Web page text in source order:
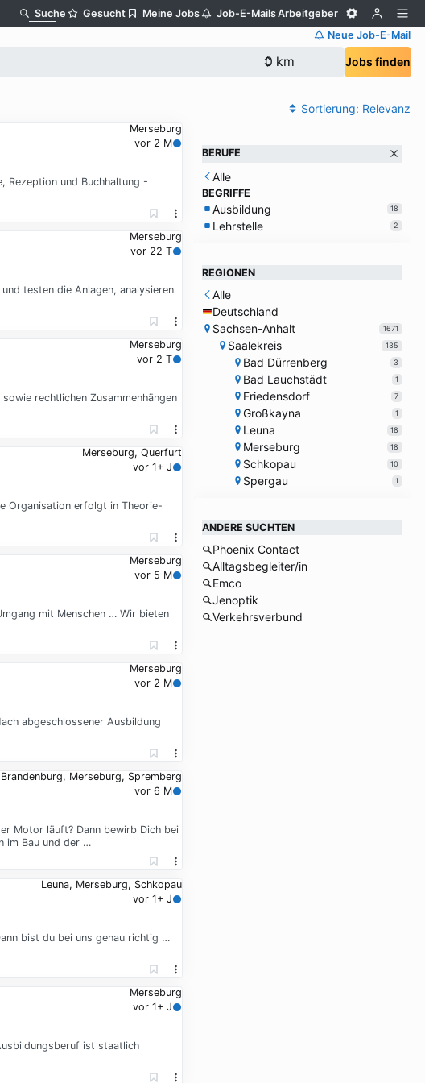
Suche Gesucht Meine Jobs Job-E-MailsArbeitgeber
Neue Job-E-Mail
Jobs finden
Sortierung: Relevanz
Merseburg
vor 2 M
Rezeption und Buchhaltung -
Merseburg
vor 22 T
testen die Anlagen, analysieren
Merseburg
vor 2 T
rechtlichen Zusammenhängen
Merseburg, Querfurt
vor 1+ J
Organisation erfolgt in Theorie-
Merseburg
vor 5 M
mit Menschen … Wir bieten
Merseburg
vor 2 M
abgeschlossener Ausbildung
Brandenburg, Merseburg, Spremberg
vor 6 M
Motor läuft? Dann bewirb Dich bei
im Bau und der …
Leuna, Merseburg, Schkopau
vor 1+ J
bist du bei uns genau richtig …
Merseburg
vor 1+ J
ist staatlich
BERUFE
Alle
BEGRIFFE
Ausbildung 18
Lehrstelle 2
REGIONEN
Alle
Deutschland
Sachsen-Anhalt
1671
Saalekreis 135
Bad Dürrenberg 3
Bad Lauchstädt 1
Friedensdorf 7
Großkayna 1
Leuna 18
Merseburg 18
Schkopau 10
Spergau 1
ANDERE SUCHTEN
Phoenix Contact
Alltagsbegleiter/in
Emco
Jenoptik
Verkehrsverbund